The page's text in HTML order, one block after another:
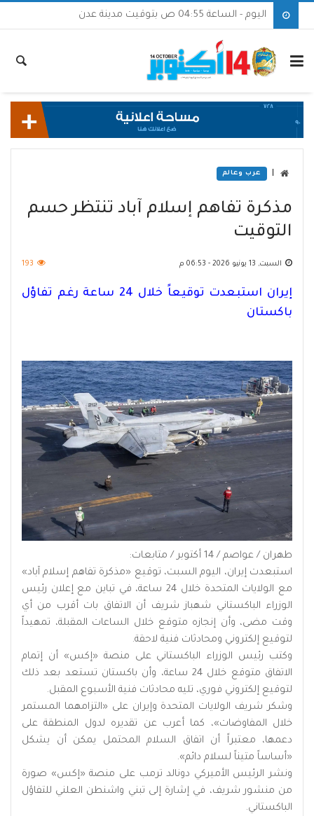
اليوم - الساعة 04:55 ص بتوقيت مدينة عدن
عرب وعالم
مذكرة تفاهم إسلام آباد تنتظر حسم
التوقيت
السبت, 13 يونيو 2026 - 06:53 م 193
إيران استبعدت توقيعاً خلال 24 ساعة رغم تفاؤل
باكستان
طهران / عواصم / 14 أكتوبر / متابعات:
استبعدت إيران، اليوم السبت، توقيع «مذكرة تفاهم إسلام آباد»
مع الولايات المتحدة خلال 24 ساعة، في تباين مع إعلان رئيس
الوزراء الباكستاني شهباز شريف أن الاتفاق بات أقرب من أي
وقت مضى، وأن إنجازه متوقع خلال الساعات المقبلة، تمهيداً
لتوقيع إلكتروني ومحادثات فنية لاحقة.
وكتب رئيس الوزراء الباكستاني على منصة «إكس» أن إتمام
الاتفاق متوقع خلال 24 ساعة، وأن باكستان تستعد بعد ذلك
لتوقيع إلكتروني فوري، تليه محادثات فنية الأسبوع المقبل.
وشكر شريف الولايات المتحدة وإيران على «التزامهما المستمر
خلال المفاوضات»، كما أعرب عن تقديره لدول المنطقة على
دعمها، معتبراً أن اتفاق السلام المحتمل يمكن أن يشكل
«أساساً متيناً لسلام دائم».
ونشر الرئيس الأميركي دونالد ترمب على منصة «إكس» صورة
من منشور شريف، في إشارة إلى تبني واشنطن العلني للتفاؤل
الباكستاني.